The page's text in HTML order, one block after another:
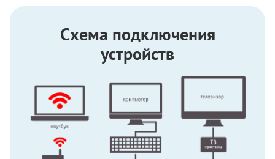
Схема подключения
устройств